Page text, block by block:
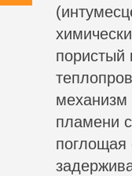
пористый
механизм
пламени
поглощая